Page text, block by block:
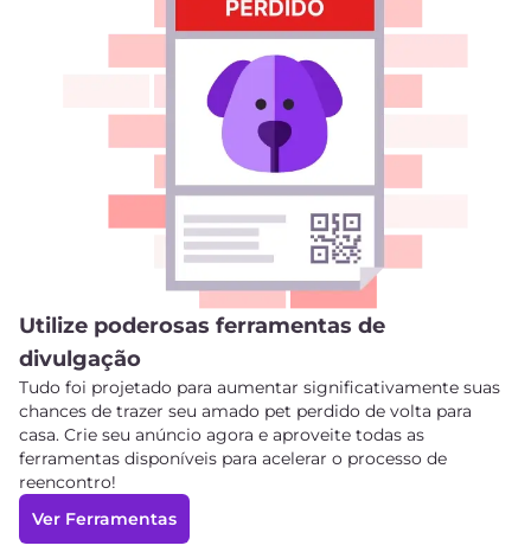
Utilize poderosas ferramentas de
divulgação
Tudo foi projetado para aumentar significativamente suas
chances de trazer seu amado pet perdido de volta para
casa. Crie seu anúncio agora e aproveite todas as
ferramentas disponíveis para acelerar o processo de
reencontro!
Ver Ferramentas